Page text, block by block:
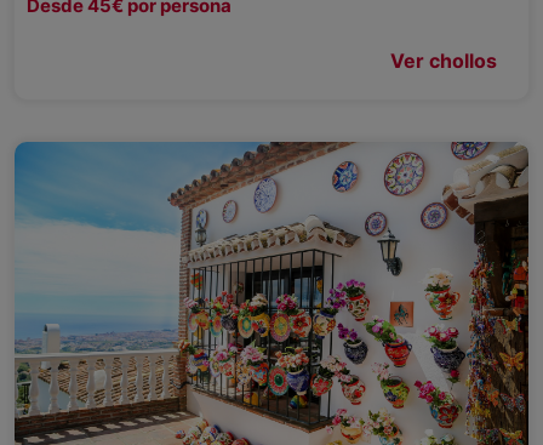
Desde 45€ por persona
Ver chollos